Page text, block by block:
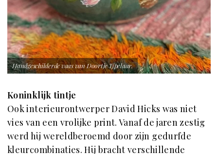
Handgeschilderde vaas van Doortje IJpelaar.
Koninklijk tintje
Ook interieurontwerper David Hicks was niet
vies van een vrolijke print. Vanaf de jaren zestig
werd hij wereldberoemd door zijn gedurfde
kleurcombinaties. Hij bracht verschillende